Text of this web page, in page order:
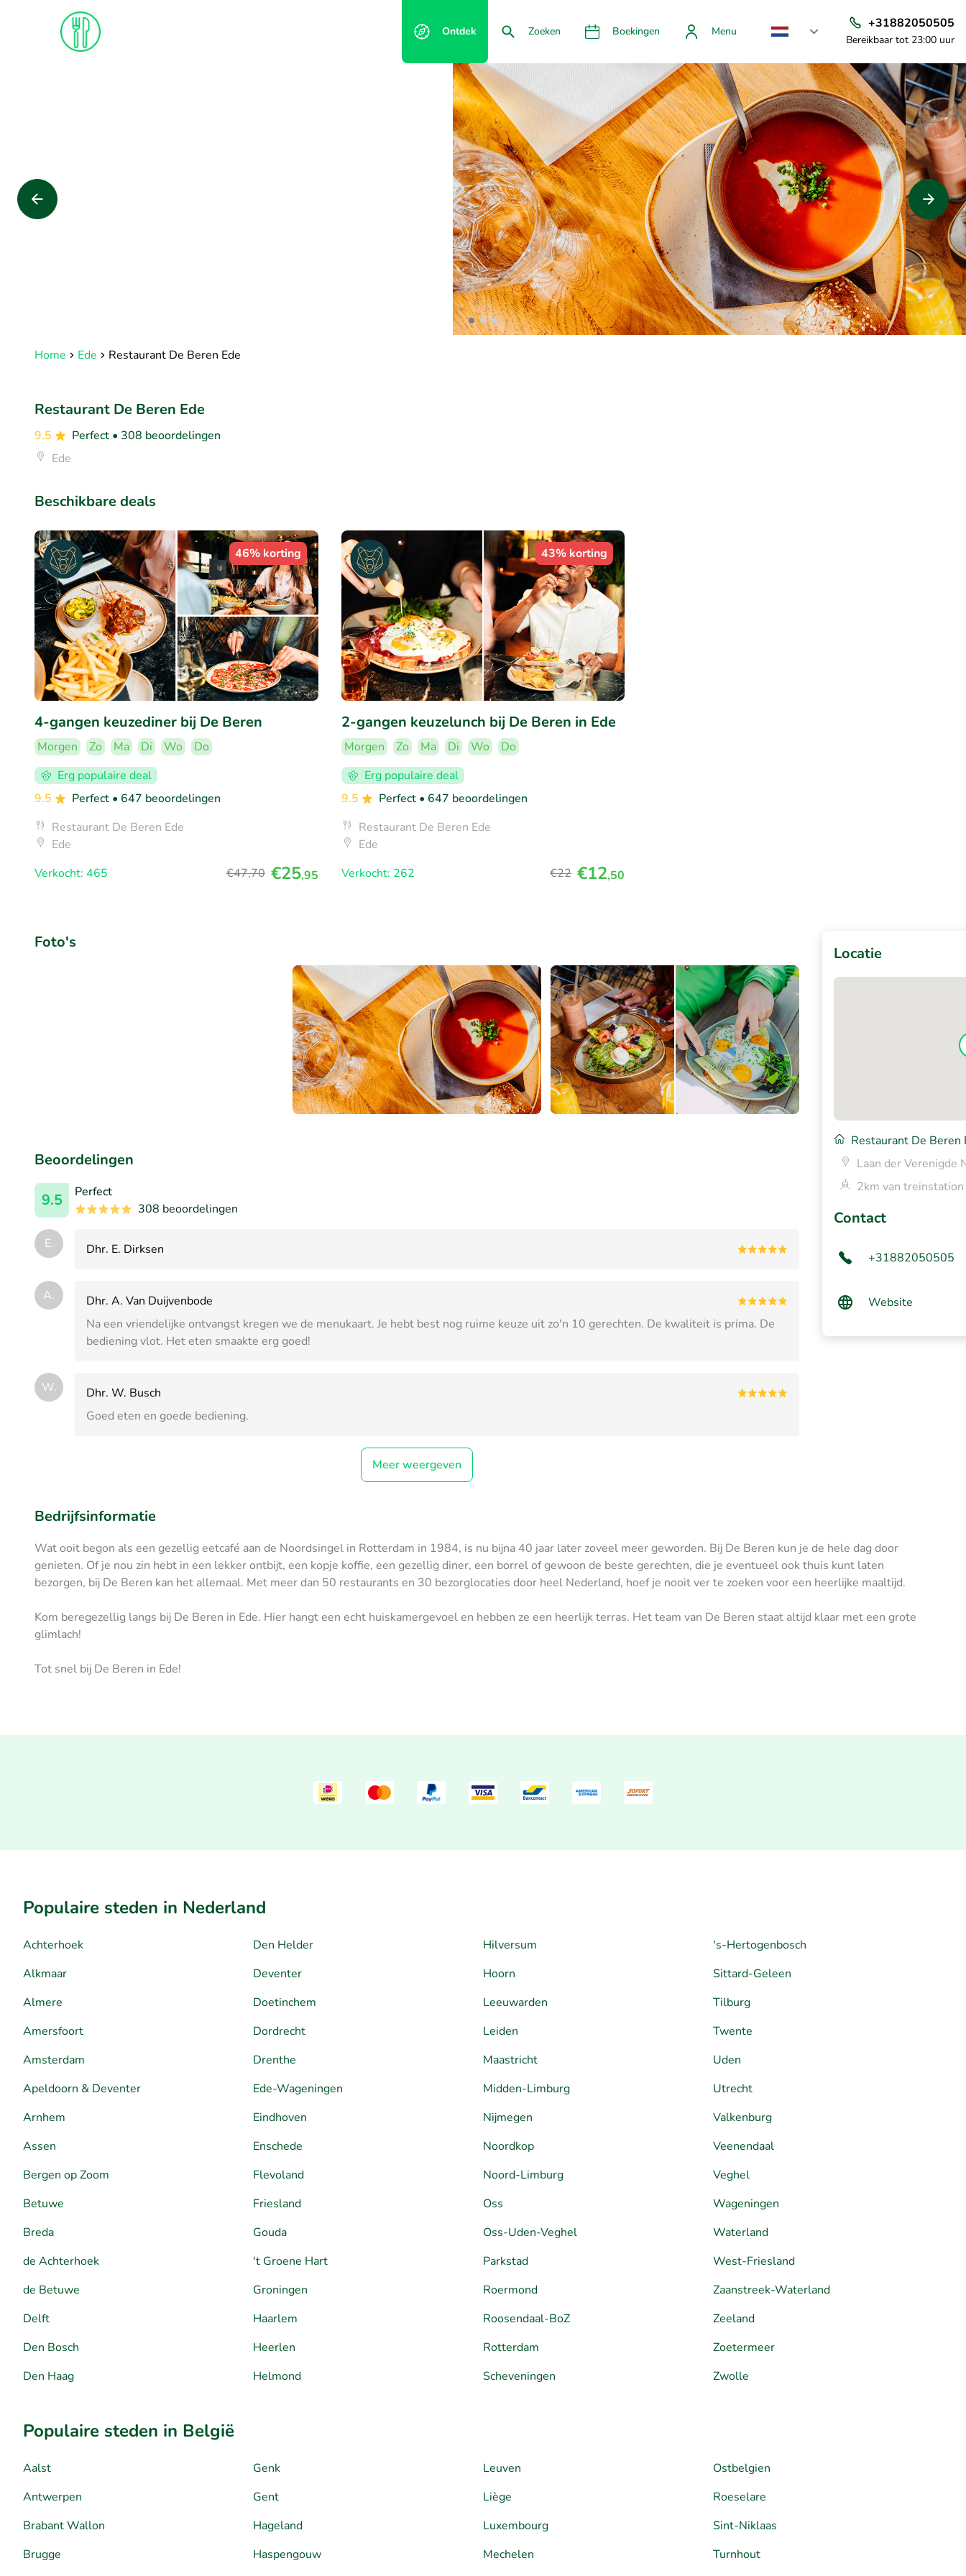
Ontdek Zoeken Boekingen Menu
+31882050505
Bereikbaar tot 23:00 uur
Home Ede Restaurant De Beren Ede
Restaurant De Beren Ede
9.5 Perfect • 308 beoordelingen
Ede
Beschikbare deals
46% korting
4-gangen keuzediner bij De Beren
Morgen Zo Ma Di Wo
Do
Erg populaire deal
9.5
Perfect • 647 beoordelingen
Restaurant De Beren Ede
Ede
Verkocht: 465
€47,70 €25,95
43% korting
2-gangen keuzelunch bij De Beren in Ede
Morgen Zo Ma Di Wo
Do
Erg populaire deal
9.5
Perfect • 647 beoordelingen
Restaurant De Beren Ede
Ede
Verkocht: 262
€22 €12,50
Foto's
Beoordelingen
9.5
Perfect
308 beoordelingen
E. Dhr. E. Dirksen
A.
Dhr. A. Van Duijvenbode
Na een vriendelijke ontvangst kregen we de menukaart. Je hebt best nog ruime keuze uit zo'n 10 gerechten. De kwaliteit is prima. De
bediening vlot. Het eten smaakte erg goed!
W.
Dhr. W. Busch
Goed eten en goede bediening.
Meer weergeven
Locatie
Restaurant De Beren
Laan der Verenigde
2km van treinstation
Contact
+31882050505
Website
Bedrijfsinformatie
Wat ooit begon als een gezellig eetcafé aan de Noordsingel in Rotterdam in 1984, is nu bijna 40 jaar later zoveel meer geworden. Bij De Beren kun je de hele dag door
genieten. Of je nou zin hebt in een lekker ontbijt, een kopje koffie, een gezellig diner, een borrel of gewoon de beste gerechten, die je eventueel ook thuis kunt laten
bezorgen, bij De Beren kan het allemaal. Met meer dan 50 restaurants en 30 bezorglocaties door heel Nederland, hoef je nooit ver te zoeken voor een heerlijke maaltijd.
Kom beregezellig langs bij De Beren in Ede. Hier hangt een echt huiskamergevoel en hebben ze een heerlijk terras. Het team van De Beren staat altijd klaar met een grote
glimlach!
Tot snel bij De Beren in Ede!
Populaire steden in Nederland
Achterhoek
Alkmaar
Almere
Amersfoort
Amsterdam
Apeldoorn & Deventer
Arnhem
Assen
Bergen op Zoom
Betuwe
Breda
de Achterhoek
de Betuwe
Delft
Den Bosch
Den Haag
Den Helder
Deventer
Doetinchem
Dordrecht
Drenthe
Ede-Wageningen
Eindhoven
Enschede
Flevoland
Friesland
Gouda
't Groene Hart
Groningen
Haarlem
Heerlen
Helmond
Hilversum
Hoorn
Leeuwarden
Leiden
Maastricht
Midden-Limburg
Nijmegen
Noordkop
Noord-Limburg
Oss
Oss-Uden-Veghel
Parkstad
Roermond
Roosendaal-BoZ
Rotterdam
Scheveningen
's-Hertogenbosch
Sittard-Geleen
Tilburg
Twente
Uden
Utrecht
Valkenburg
Veenendaal
Veghel
Wageningen
Waterland
West-Friesland
Zaanstreek-Waterland
Zeeland
Zoetermeer
Zwolle
Populaire steden in België
Aalst
Antwerpen
Brabant Wallon
Brugge
Genk
Gent
Hageland
Haspengouw
Leuven
Liège
Luxembourg
Mechelen
Ostbelgien
Roeselare
Sint-Niklaas
Turnhout